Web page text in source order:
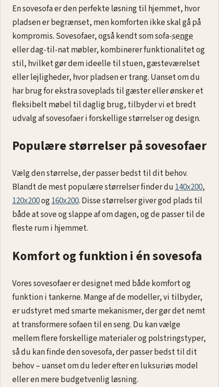
Se produktet
1 2 »
Sovesofa – Praktisk komfort og stil
En sovesofa er den perfekte løsning til hjemmet, hvor
pladsen er begrænset, men komforten ikke skal gå på
kompromis. Sovesofaer, også kendt som sofa- senge
eller dag-til-nat møbler, kombinerer funktionalitet og
stil, hvilket gør dem ideelle til stuen, gæsteværelset
har brug for ekstra soveplads til gæster eller ønsker et
udvalg af sovesofaer i forskellige størrelser og design.
Populære størrelser på sovesofaer
Vælg den størrelse, der passer bedst til dit behov.
Blandt de mest populære størrelser finder du 140x200
120x200 og160x200. Disse størrelser giver god plads til
både at sove og slappe af om dagen, og de passer til de